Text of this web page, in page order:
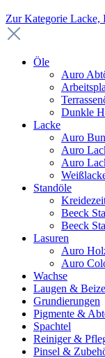
Zur Kategorie Lacke,
Öle
Auro
Dunkle
Lacke
Auro
Auro
Auro
Standöle
Beeck
Beeck
Lasuren
Auro
Auro
Wachse
Laugen &
Grundierungen
Pigmente &
Spachtel
Reiniger &
Pinsel &